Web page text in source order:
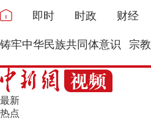
即时 时政 财经
铸牢中华民族共同体意识 宗教
最新
热点